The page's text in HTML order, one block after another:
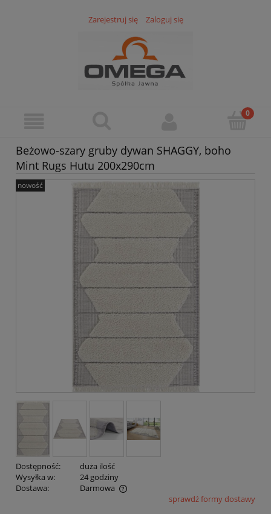
Zarejestruj się Zaloguj się
Beżowo-szary gruby dywan SHAGGY, boho
Mint Rugs Hutu 200x290cm
nowość
Dostępność:
duża ilość
Wysyłka w:
24 godziny
Dostawa:
Darmowa
Cena nie zawiera ewentualnych kosztów płatnościsprawdź formy dostawy